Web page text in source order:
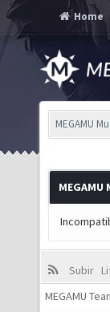
Home
MEGAMU
Subir
MEGAMU